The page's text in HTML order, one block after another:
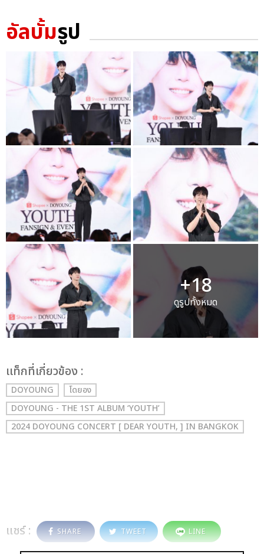
อัลบั้มรูป
+18
ดูรูปทั้งหมด
เเท็กที่เกี่ยวข้อง :
DOYOUNG
โดยอง
DOYOUNG - THE 1ST ALBUM ‘YOUTH’
2024 DOYOUNG CONCERT [ DEAR YOUTH, ] IN BANGKOK
แชร์ : SHARE TWEET LINE